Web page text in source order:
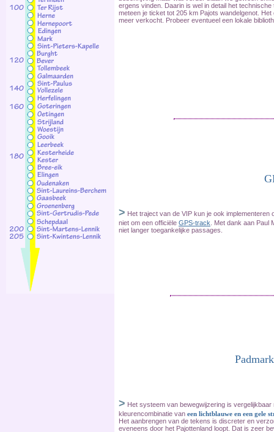
ergens vinden. Daarin is wel in detail het
meteen je ticket tot 205 km Pajots wandelgenot.
meer verkocht. Probeer eventueel een lokale
> Het systeem van bewegwijzering is
kleurencombinatie van een lichtblauwe en een gele
Het aanbrengen van de tekens is discreter en
eveneens door het Pajottenland loopt. Dat is zeer
> Het traject van de VIP kun je ook
niet om een officiële GPS-track . Met dank aan
niet langer toegankelijke passages.